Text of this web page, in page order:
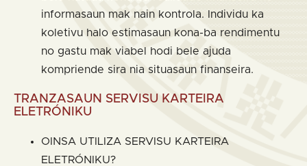
informasaun mak nain kontrola. Individu ka
koletivu halo estimasaun kona-ba rendimentu
no gastu mak viabel hodi bele ajuda
kompriende sira nia situasaun finanseira.
TRANZASAUN SERVISU KARTEIRA
ELETRÓNIKU
OINSA UTILIZA SERVISU KARTEIRA
ELETRÓNIKU?